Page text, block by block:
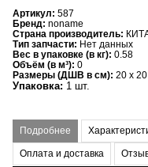
Артикул: 587
Бренд: noname
Страна производитель:
Тип запчасти: Нет данных
Вес в упаковке (в кг): 0.58
Объём (в м³): 0
Размеры (ДШВ в см): 20 x
Упаковка: 1 шт.
Подробнее
Оплата и доставка